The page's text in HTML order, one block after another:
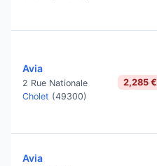
Avia
2 Rue Nationale
Cholet (49300)
2,285 €
Avia